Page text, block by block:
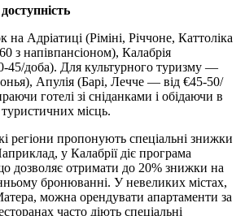
Адріатиці (Ріміні, Річчоне, Каттоліка
з напівпансіоном), Калабрія
45/доба). Для культурного туризму —
Апулія (Барі, Лечче — від €45-50/
готелі зі сніданками і обідаючи в
туристичних місць.
регіони пропонують спеціальні знижки
у Калабрії діє програма
дозволяє отримати до 20% знижки на
бронюванні. У невеликих містах,
можна орендувати апартаменти за
часто діють спеціальні